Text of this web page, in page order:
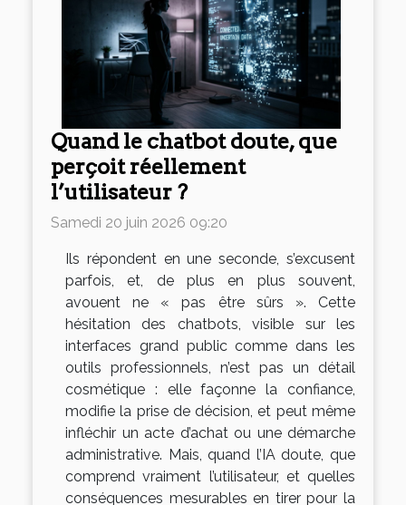
Quand le chatbot doute, que
perçoit réellement
l’utilisateur ?
Samedi 20 juin 2026 09:20
Ils répondent en une seconde, s’excusent
parfois, et, de plus en plus souvent,
avouent ne « pas être sûrs ». Cette
hésitation des chatbots, visible sur les
interfaces grand public comme dans les
outils professionnels, n’est pas un détail
cosmétique : elle façonne la confiance,
modifie la prise de décision, et peut même
infléchir un acte d’achat ou une démarche
administrative. Mais, quand l’IA doute, que
comprend vraiment l’utilisateur, et quelles
conséquences mesurables en tirer pour la